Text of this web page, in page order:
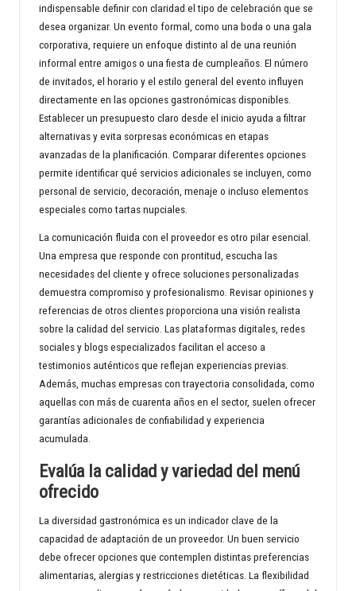
indispensable definir con claridad el tipo de celebración que se
desea organizar. Un evento formal, como una boda o una gala
corporativa, requiere un enfoque distinto al de una reunión
informal entre amigos o una fiesta de cumpleaños. El número
de invitados, el horario y el estilo general del evento influyen
directamente en las opciones gastronómicas disponibles.
Establecer un presupuesto claro desde el inicio ayuda a filtrar
alternativas y evita sorpresas económicas en etapas
avanzadas de la planificación. Comparar diferentes opciones
permite identificar qué servicios adicionales se incluyen, como
personal de servicio, decoración, menaje o incluso elementos
especiales como tartas nupciales.
La comunicación fluida con el proveedor es otro pilar esencial.
Una empresa que responde con prontitud, escucha las
necesidades del cliente y ofrece soluciones personalizadas
demuestra compromiso y profesionalismo. Revisar opiniones y
referencias de otros clientes proporciona una visión realista
sobre la calidad del servicio. Las plataformas digitales, redes
sociales y blogs especializados facilitan el acceso a
testimonios auténticos que reflejan experiencias previas.
Además, muchas empresas con trayectoria consolidada, como
aquellas con más de cuarenta años en el sector, suelen ofrecer
garantías adicionales de confiabilidad y experiencia
acumulada.
Evalúa la calidad y variedad del menú
ofrecido
La diversidad gastronómica es un indicador clave de la
capacidad de adaptación de un proveedor. Un buen servicio
debe ofrecer opciones que contemplen distintas preferencias
alimentarias, alergias y restricciones dietéticas. La flexibilidad